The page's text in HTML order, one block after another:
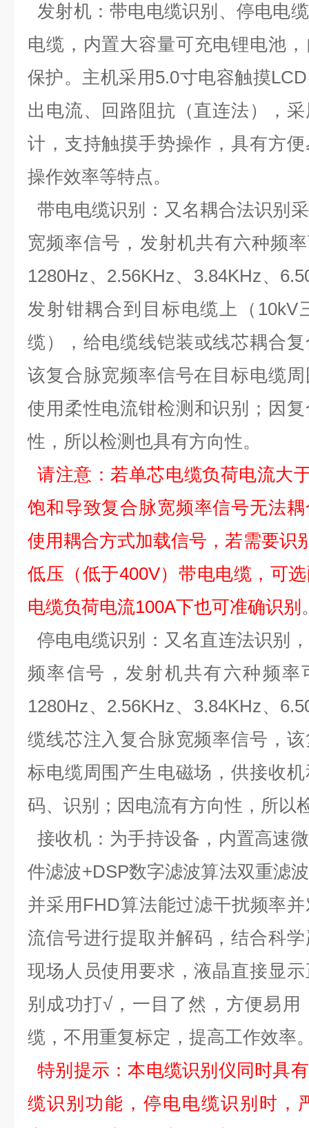
发射机：带电电缆识别、停电电
电缆，内置大容量可充电锂电池
保护。 主机采用5.0寸电容触摸LCD
出电流、回路阻抗（直连法）
，
计，支持触摸手势操作，具有方
操作效率等特点。
带电电缆识别：又名耦合法识别
宽频率信号，发射机共有六种频率
1280Hz、 2.56KHz、 3.84KHz、
发射钳耦合到目标电缆上（ 10kV
缆），给电缆线铠装或线芯耦合
该复合脉宽频率信号在目标电缆
使用 柔性电流钳检测和识别；因
性，所以检测也具有方向性。
请注意：若单芯电缆负荷电流大
饱和导致复合脉宽频率信号无法
使用耦合方式加载信号，若需要识
低压（低于400V）带电电缆，可
电缆负荷电流100A下也可准确识别
停电电缆识别：又名直连法识别
频率信号，发射机共有六种频率
1280Hz、 2.56KHz、 3.84KHz、
缆线芯注入复合脉宽频率信号，
标电缆周围产生电磁场，供接收
码、识别；因电流有方向性，所以
接收机：为手持设备，内置高速
件滤波+DSP数字滤波算法双重滤
并采用 FHD算法能过滤干扰频率并
流信号进行提取并解码，结合科
现场人员使用要求，液晶直接显
别成功打√，一目了然，方便易用
缆，不用重复标定，提高工作效率
特别提示：本电缆识别仪同时具有
缆识别功能，停电电缆识别时，